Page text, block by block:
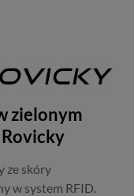
zielonym
ze skóry
w system RFID.